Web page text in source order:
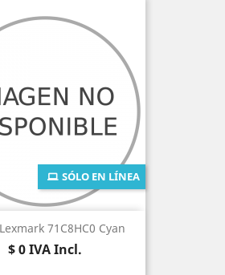
71C8HC0 Cyan
Precio
$ 0IVA Incl.
SÓLO EN LÍNEA